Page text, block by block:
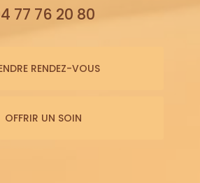
77 76 20 80
RENDEZ-VOUS
OFFRIR UN SOIN